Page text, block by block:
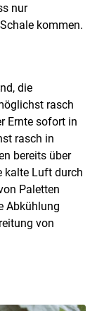
nur
kommen.
die
rasch
Ernte sofort in
rasch in
bereits über
kalte Luft durch
Paletten
Abkühlung
von